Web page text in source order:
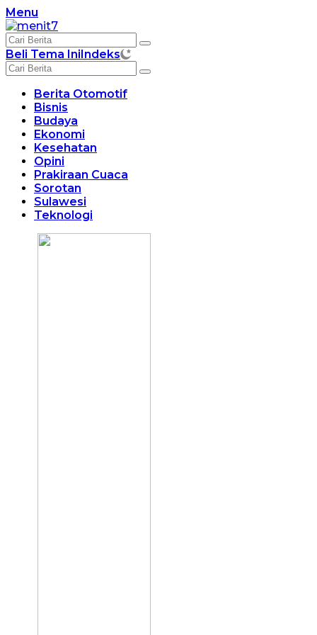
Langsung
ke
konten
Menu
Beli Tema IniIndeks
Berita Otomotif
Bisnis
Budaya
Ekonomi
Kesehatan
Opini
Prakiraan Cuaca
Sorotan
Sulawesi
Teknologi